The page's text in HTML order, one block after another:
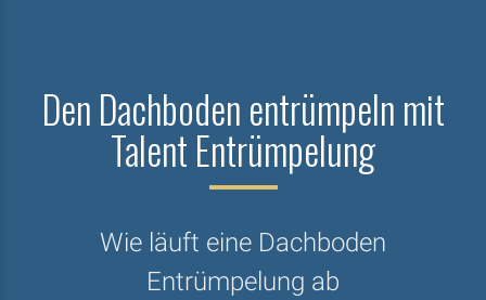
Den Dachboden entrümpeln mit
Talent Entrümpelung
Wie läuft eine Dachboden
Entrümpelung ab